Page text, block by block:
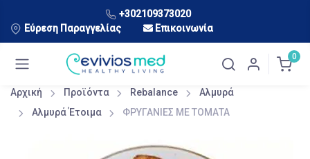
+302109373020
Εύρεση Παραγγελίας
Επικοινωνία
0
Αρχική Προϊόντα Rebalance
Αλμυρά
Αλμυρά Έτοιμα
ΦΡΥΓΑΝΙΕΣ ΜΕ ΤΟΜΑΤΑ